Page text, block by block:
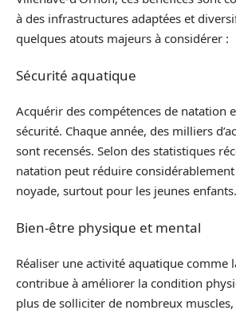
à des infrastructures adaptées et
quelques atouts majeurs à considérer :
Sécurité aquatique
Acquérir des compétences de natation
sécurité. Chaque année, des milliers
sont recensés. Selon des statistiques
natation peut réduire
noyade, surtout pour les jeunes enfants.
Bien-être physique et mental
Réaliser une activité aquatique comme
contribue à améliorer la condition
plus de solliciter de nombreux